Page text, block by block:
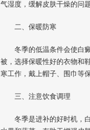
气湿度，缓解皮肤干燥的问题
二、保暖防寒
冬季的低温条件会使白癜
被，选择保暖性好的衣物和
寒工作，戴上帽子、围巾等
三、注意饮食调理
冬季是进补的好时机，白